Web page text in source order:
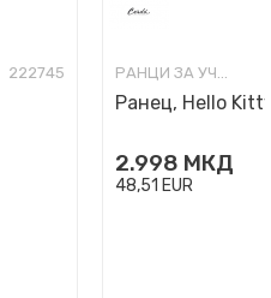
222745 РАНЦИ ЗА УЧИЛИШТЕ
Ранец, Hello
2.998 МКД
48,51 EUR